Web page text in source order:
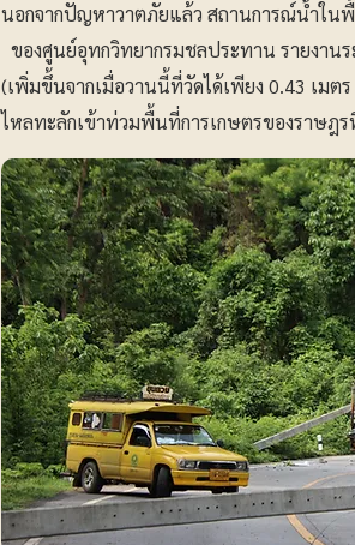
นอกจากปัญหาวาตภัยแล้ว สถานการณ์น้ำใน
ของศูนย์อุทกวิทยากรมชลประทาน รายงาน
(เพิ่มขึ้นจากเมื่อวานนี้ที่วัดได้เพียง 0.43 เมต
ไหลทะลักเข้าท่วมพื้นที่การเกษตรของราษฎ